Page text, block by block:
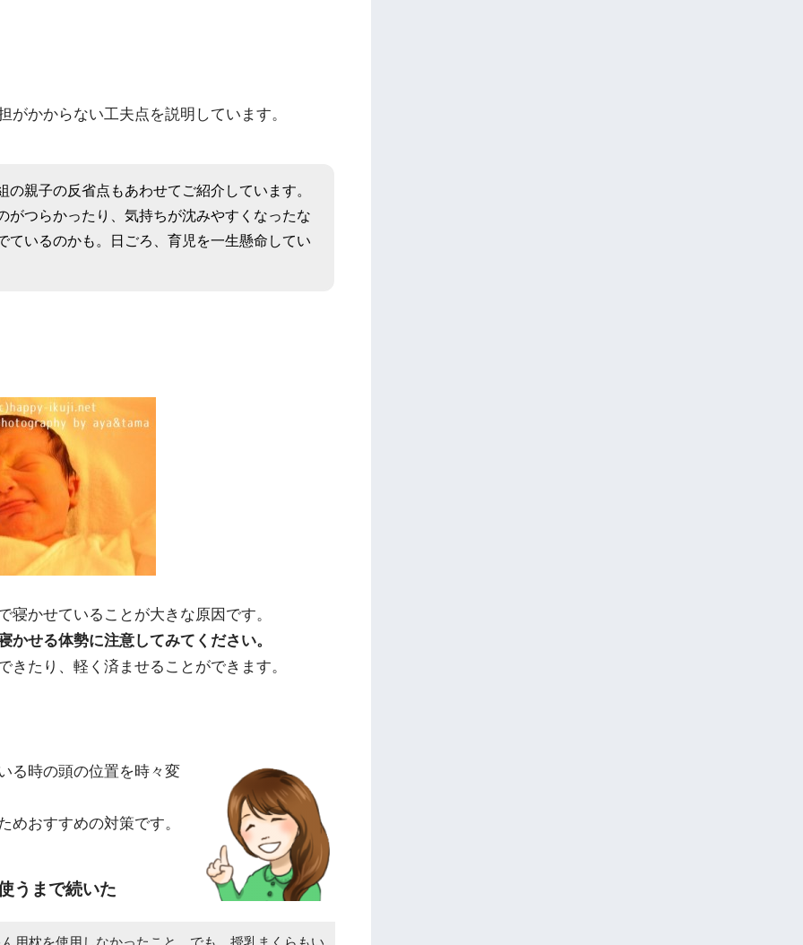
かからない工夫点を説明しています。
の親子の反省点もあわせてご紹介しています。
がつらかったり、気持ちが沈みやすくなったな
ているのかも。日ごろ、育児を一生懸命してい
寝かせていることが大きな原因 です。
かせる体勢に注意してみてください。
たり、軽く済ませることができます。
る時の頭の位置を時々変
めおすすめの対策です。
うまで続いた